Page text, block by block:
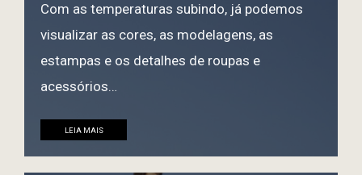
Com as temperaturas subindo, já podemos
visualizar as cores, as modelagens, as
estampas e os detalhes de roupas e
acessórios…
LEIA MAIS